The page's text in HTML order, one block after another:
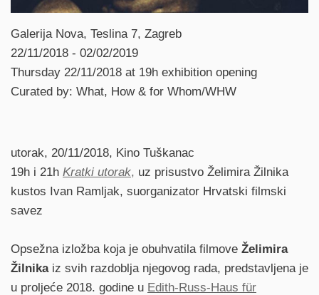
Galerija Nova, Teslina 7, Zagreb
22/11/2018 - 02/02/2019
Thursday 22/11/2018 at 19h exhibition opening
Curated by: What, How & for Whom/WHW
utorak, 20/11/2018, Kino Tuškanac
19h i 21h Kratki utorak, uz prisustvo Želimira Žilnika
kustos Ivan Ramljak, suorganizator Hrvatski filmski
savez
Opsežna izložba koja je obuhvatila filmove Želimira
Žilnikaiz svih razdoblja njegovog rada, predstavljena je
u proljeće 2018. godine u Edith-Russ-Haus für